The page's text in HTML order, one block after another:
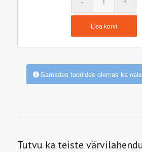
Lisa korvi
Samades toonides olemas ka
Tutvu ka teiste